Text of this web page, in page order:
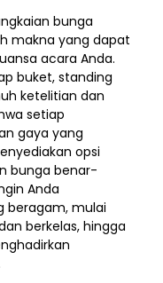
bunga
makna yang dapat
acara Anda.
buket, standing
ketelitian dan
setiap
gaya yang
opsi
bunga benar-
Anda
beragam, mulai
berkelas, hingga